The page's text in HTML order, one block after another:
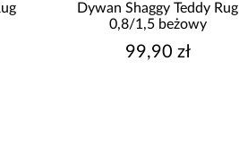
Dywan Shaggy Teddy Rug
0,8/1,5 beżowy
99,90 zł